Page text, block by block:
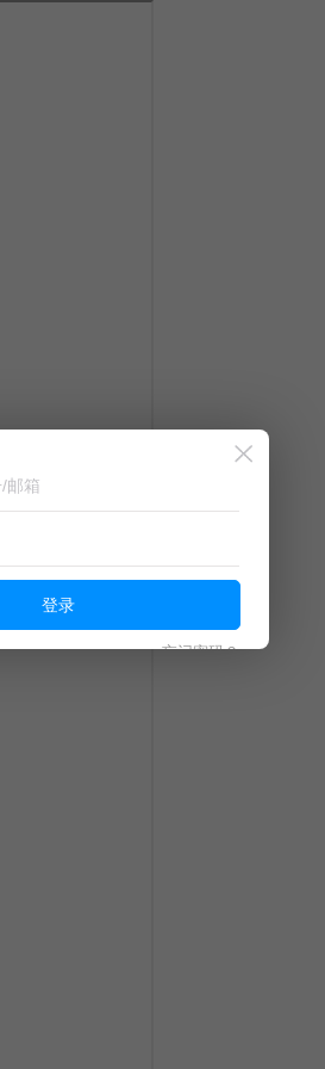
登录
忘记密码？